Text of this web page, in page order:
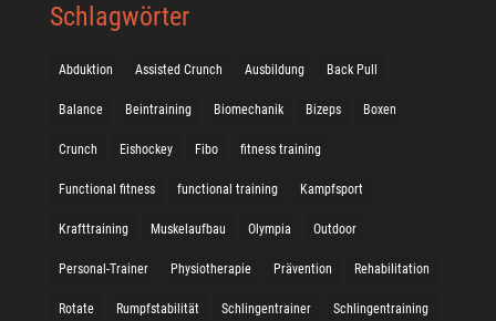
Schlagwörter
Abduktion Assisted Crunch Ausbildung Back Pull
Balance Beintraining Biomechanik Bizeps Boxen
Crunch Eishockey Fibo fitness training
Functional fitness functional training Kampfsport
Krafttraining Muskelaufbau Olympia Outdoor
Personal-Trainer Physiotherapie Prävention Rehabilitation
Rotate Rumpfstabilität Schlingentrainer Schlingentraining